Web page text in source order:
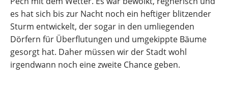
es hat sich bis zur Nacht noch ein heftiger blitzender
Sturm entwickelt, der sogar in den umliegenden
Dörfern für Überflutungen und umgekippte Bäume
gesorgt hat. Daher müssen wir der Stadt wohl
irgendwann noch eine zweite Chance geben.